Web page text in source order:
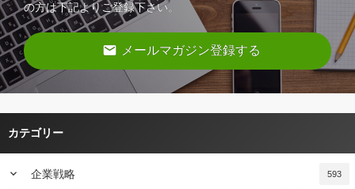
の方は下記よりご登録下さい。
email メールマガジン登録する
カテゴリー
keyboard_arrow_down 企業戦略 593